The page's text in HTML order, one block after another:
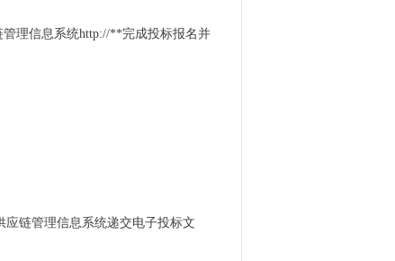
管理信息系统http://**完成投标报名并
应链管理信息系统递交电子投标文